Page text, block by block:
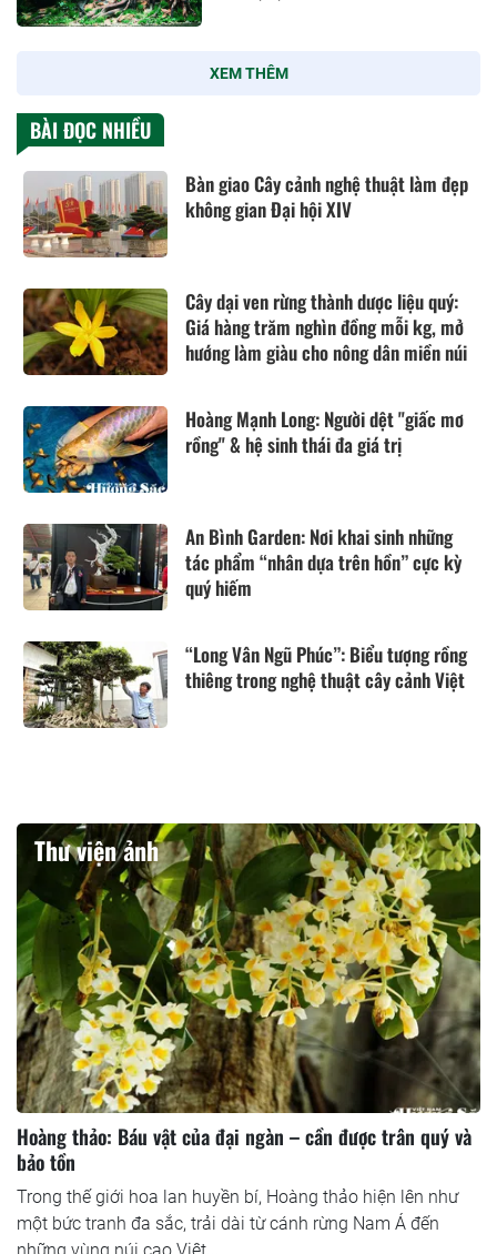
XEM THÊM
BÀI ĐỌC NHIỀU
Bàn giao Cây cảnh nghệ thuật làm đẹp
không gian Đại hội XIV
Cây dại ven rừng thành dược liệu quý:
Giá hàng trăm nghìn đồng mỗi kg, mở
hướng làm giàu cho nông dân miền núi
Hoàng Mạnh Long: Người dệt "giấc mơ
rồng" & hệ sinh thái đa giá trị
An Bình Garden: Nơi khai sinh những
tác phẩm “nhân dựa trên hồn” cực kỳ
quý hiếm
“Long Vân Ngũ Phúc”: Biểu tượng rồng
thiêng trong nghệ thuật cây cảnh Việt
Thư viện ảnh
Hoàng thảo: Báu vật của đại ngàn – cần được trân quý và
bảo tồn
Trong thế giới hoa lan huyền bí, Hoàng thảo hiện lên như
một bức tranh đa sắc, trải dài từ cánh rừng Nam Á đến